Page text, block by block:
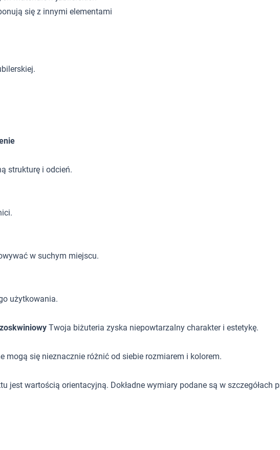
się z innymi elementami
strukturę i odcień.
w suchym miejscu.
użytkowania.
Twoja biżuteria zyska niepowtarzalny charakter i estetykę.
mogą się nieznacznie różnić od siebie rozmiarem i kolorem.
jest wartością orientacyjną. Dokładne wymiary podane są w szczegółach